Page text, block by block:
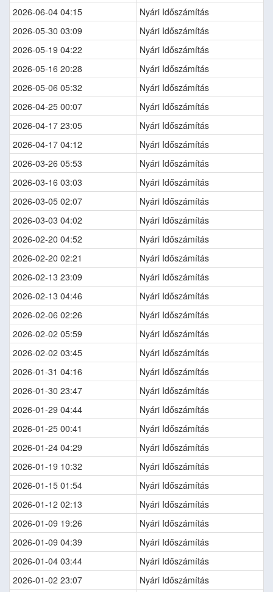
2026-06-04 04:15
Nyári Időszámítás
2026-05-30 03:09
Nyári Időszámítás
2026-05-19 04:22
Nyári Időszámítás
2026-05-16 20:28
Nyári Időszámítás
2026-05-06 05:32
Nyári Időszámítás
2026-04-25 00:07
Nyári Időszámítás
2026-04-17 23:05
Nyári Időszámítás
2026-04-17 04:12
Nyári Időszámítás
2026-03-26 05:53
Nyári Időszámítás
2026-03-16 03:03
Nyári Időszámítás
2026-03-05 02:07
Nyári Időszámítás
2026-03-03 04:02
Nyári Időszámítás
2026-02-20 04:52
Nyári Időszámítás
2026-02-20 02:21
Nyári Időszámítás
2026-02-13 23:09
Nyári Időszámítás
2026-02-13 04:46
Nyári Időszámítás
2026-02-06 02:26
Nyári Időszámítás
2026-02-02 05:59
Nyári Időszámítás
2026-02-02 03:45
Nyári Időszámítás
2026-01-31 04:16
Nyári Időszámítás
2026-01-30 23:47
Nyári Időszámítás
2026-01-29 04:44
Nyári Időszámítás
2026-01-25 00:41
Nyári Időszámítás
2026-01-24 04:29
Nyári Időszámítás
2026-01-19 10:32
Nyári Időszámítás
2026-01-15 01:54
Nyári Időszámítás
2026-01-12 02:13
Nyári Időszámítás
2026-01-09 19:26
Nyári Időszámítás
2026-01-09 04:39
Nyári Időszámítás
2026-01-04 03:44
Nyári Időszámítás
2026-01-02 23:07
Nyári Időszámítás